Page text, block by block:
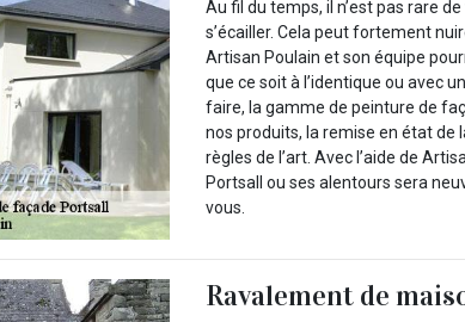
Au fil du temps, il n’est pas rare
s’écailler. Cela peut fortement
Artisan Poulain et son équipe
que ce soit à l’identique ou avec
faire, la gamme de peinture de
nos produits, la remise en état de
règles de l’art. Avec l’aide de
Portsall ou ses alentours sera
vous.
Ravalement de